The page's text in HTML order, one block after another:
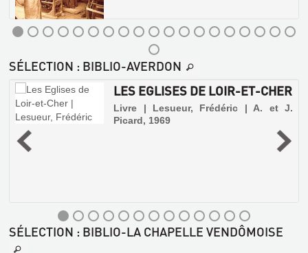
Livre
|
Bénard,
A
Sutton,
2002
(Mémoire
en
images)
De
Loire
traverse
le
BLOIS
:
MÉMOIRE
EN
IMAGES
Livre
1997.
(Mémoire
en
SÉLECTION : BIBLIO-AVERDON
LES EGLISES DE LOIR-ET-CHER
Livre | Lesueur, Frédéric | A. et J.
Picard, 1969
SÉLECTION : BIBLIO-LA CHAPELLE VENDÔMOISE